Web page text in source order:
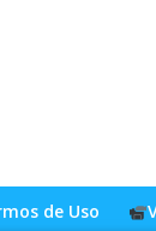
de Uso